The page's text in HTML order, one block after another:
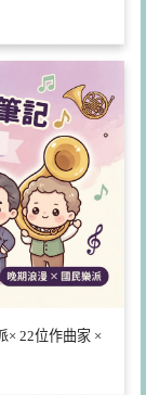
× 22位作曲家 ×